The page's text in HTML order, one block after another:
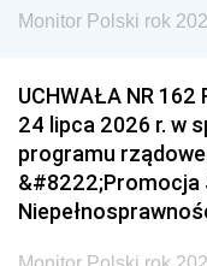
Monitor Polski rok
UCHWAŁA NR 162
24 lipca 2026 r. w
programu
&#8222;Promocja